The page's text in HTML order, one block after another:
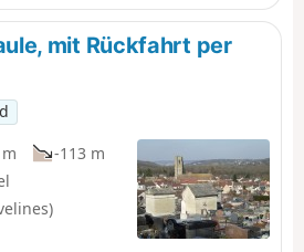
mit Rückfahrt per
-113 m